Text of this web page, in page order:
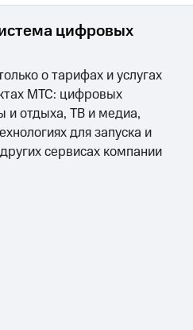
цифровых
о тарифах и услугах
МТС: цифровых
и отдыха, ТВ и медиа,
для запуска и
сервисах компании